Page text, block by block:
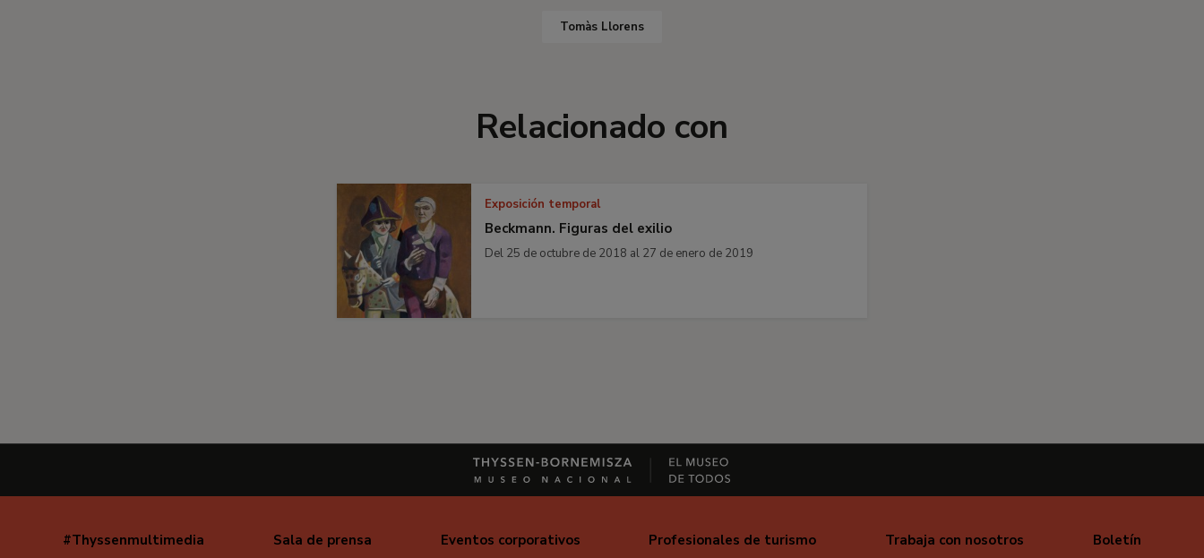
Tomàs Llorens
Relacionado con
Exposición temporal
Beckmann. Figuras del exilio
Del 25 de octubre de 2018 al 27 de enero de 2019
Navegación
#Thyssenmultimedia Sala de prensa Eventos corporativos Profesionales de turismo Trabaja con nosotros Boletín